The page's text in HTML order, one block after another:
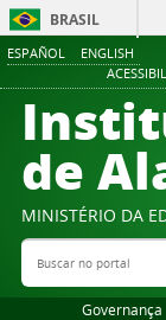
ESPAÑOL ENGLISH
BRASIL
de
MINISTÉRIO DA
Buscar no portal
Governança